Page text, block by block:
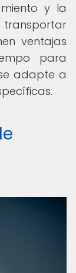
y la
transportar
ventajas
para
adapte a